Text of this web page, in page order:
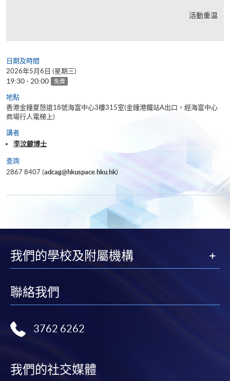
活動重温
日期及時間
2026年5月6日 (星期三)
19:30 - 20:00 免費
地點
香港金鐘夏慤道18號海富中心3樓315室(金鐘港鐵站A出口，經海富中心
商場行人電梯上)
講者
李汶鍵博士
查詢
2867 8407 (adcag@hkuspace.hku.hk)
我們的學校及附屬機構
聯絡我們
3762 6262
我們的社交媒體